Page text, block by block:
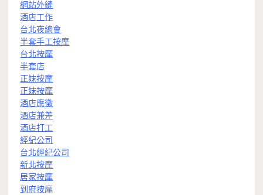
網站外鏈
酒店工作
台北夜總會
半套手工按摩
台北按摩
半套店
正妹按摩
正妹按摩
酒店應徵
酒店兼差
酒店打工
經紀公司
台北經紀公司
新北按摩
居家按摩
到府按摩